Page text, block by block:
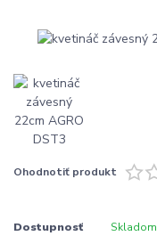
Ohodnotiť produkt
Dostupnosť Skladom